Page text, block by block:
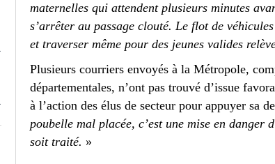
maternelles qui attendent plusieurs minutes
s’arrêter au passage clouté. Le flot de
et traverser même pour des jeunes valides
Plusieurs courriers envoyés à la Métropole,
départementales, n’ont pas trouvé d’issue
à l’action des élus de secteur pour appuyer sa
poubelle mal placée, c’est une mise en danger
soit traité. »